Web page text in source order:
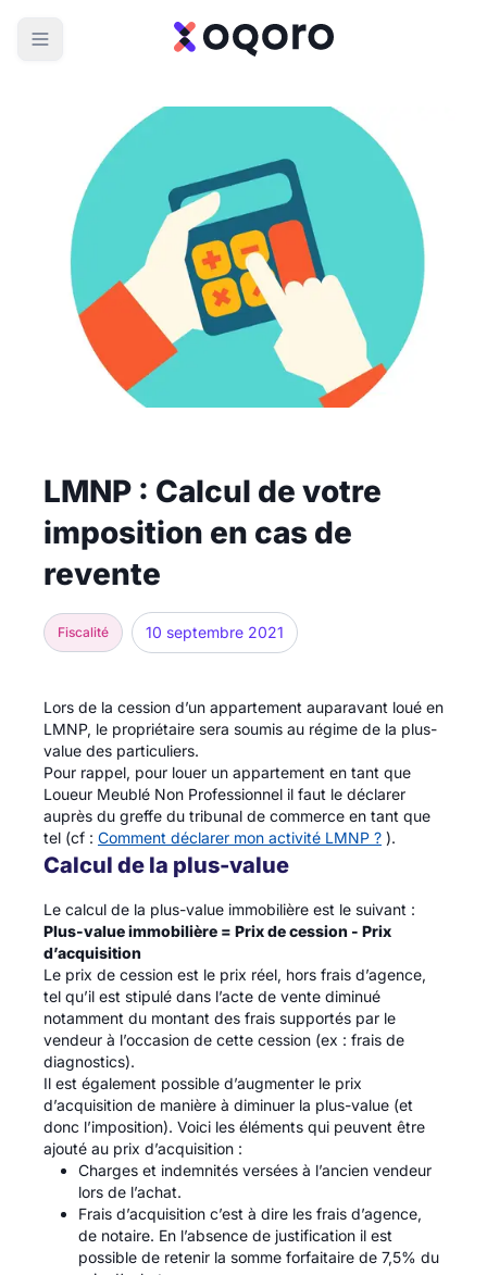
LMNP : Calcul de votre
imposition en cas de
revente
Fiscalité 10 septembre 2021
Lors de la cession d’un appartement auparavant loué en
LMNP, le propriétaire sera soumis au régime de la plus-
value des particuliers.
Pour rappel, pour louer un appartement en tant que
Loueur Meublé Non Professionnel il faut le déclarer
auprès du greffe du tribunal de commerce en tant que
tel (cf : Comment déclarer mon activité LMNP ? ).
Calcul de la plus-value
Le calcul de la plus-value immobilière est le suivant :
Plus-value immobilière = Prix de cession - Prix
d’acquisition
Le prix de cession est le prix réel, hors frais d’agence,
tel qu’il est stipulé dans l’acte de vente diminué
notamment du montant des frais supportés par le
vendeur à l’occasion de cette cession (ex : frais de
diagnostics).
Il est également possible d’augmenter le prix
d’acquisition de manière à diminuer la plus-value (et
donc l’imposition). Voici les éléments qui peuvent être
ajouté au prix d’acquisition :
Charges et indemnités versées à l’ancien vendeur
lors de l’achat.
Frais d’acquisition c’est à dire les frais d’agence,
de notaire. En l’absence de justification il est
possible de retenir la somme forfaitaire de 7,5% du